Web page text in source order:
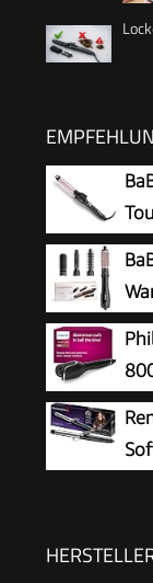
Ionen‑ &
1200W,
Schwarz,
mittelgroße